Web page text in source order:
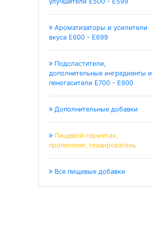
Ароматизаторы и усилители
вкуса Е600 - Е699
Подсластители,
дополнительные ингредиенты и
пеногасители Е700 - Е900
Дополнительные добавки
Пищевой герметик,
пропеллент, глазирователь
Все пищевые добавки